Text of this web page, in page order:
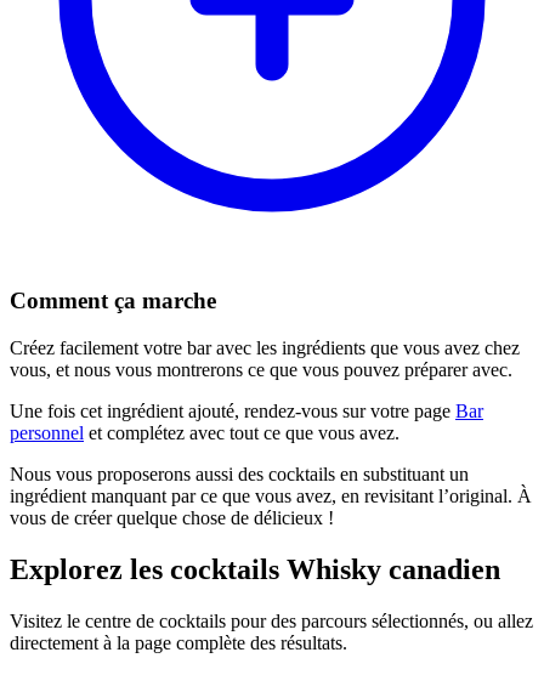
Comment ça marche
Créez facilement votre bar avec les ingrédients que vous avez chez
vous, et nous vous montrerons ce que vous pouvez préparer avec.
Une fois cet ingrédient ajouté, rendez-vous sur votre page Bar
personnel et complétez avec tout ce que vous avez.
Nous vous proposerons aussi des cocktails en substituant un
ingrédient manquant par ce que vous avez, en revisitant l’original. À
vous de créer quelque chose de délicieux !
Explorez les cocktails Whisky canadien
Visitez le centre de cocktails pour des parcours sélectionnés, ou allez
directement à la page complète des résultats.